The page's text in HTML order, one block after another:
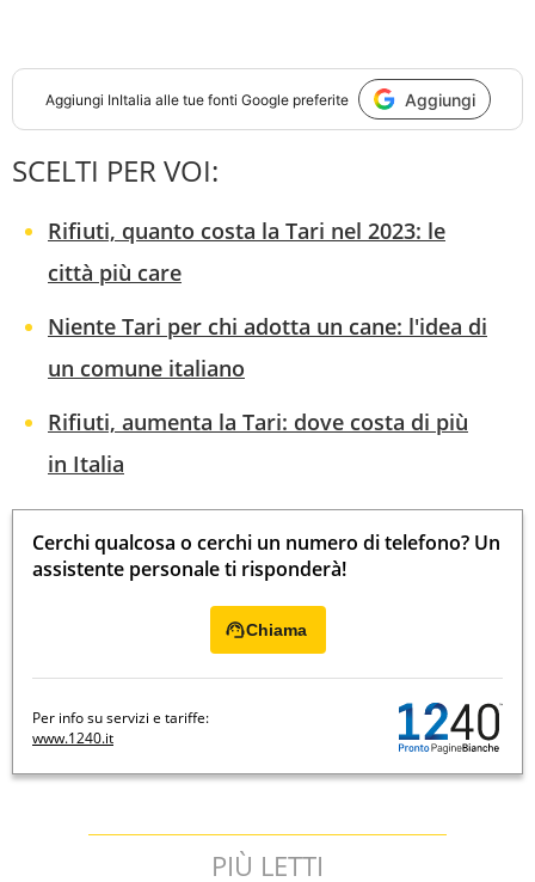
Aggiungi InItalia alle tue fonti Google preferite Aggiungi
SCELTI PER VOI:
Rifiuti, quanto costa la Tari nel 2023: le
città più care
Niente Tari per chi adotta un cane: l'idea di
un comune italiano
Rifiuti, aumenta la Tari: dove costa di più
in Italia
Cerchi qualcosa o cerchi un numero di telefono? Un
assistente personale ti risponderà!
Chiama
Per info su servizi e tariffe:
www.1240.it
PIÙ LETTI